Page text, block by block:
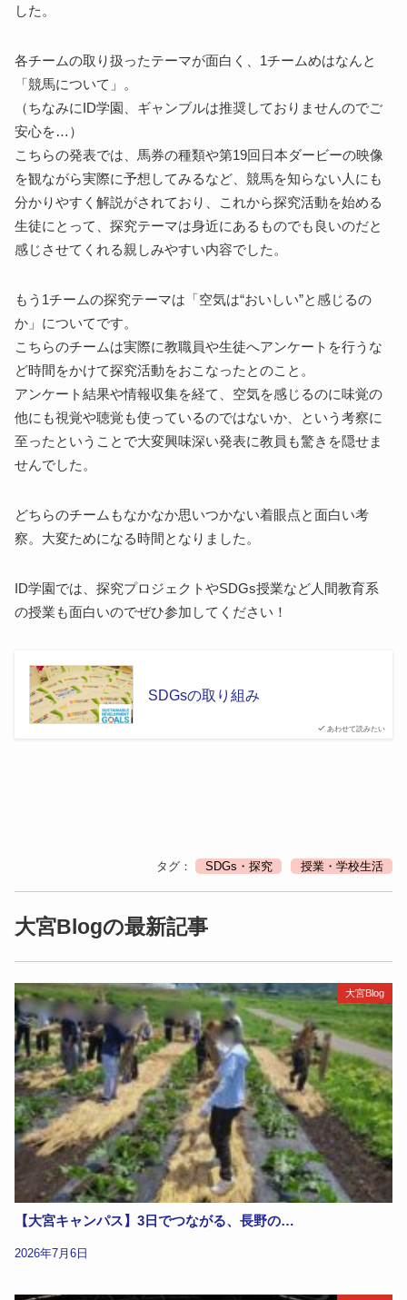
した。
各チームの取り扱ったテーマが面白く、1チームめはなんと
「競馬について」。
（ちなみにID学園、ギャンブルは推奨しておりませんのでご
安心を…）
こちらの発表では、馬券の種類や第19回日本ダービーの映像
を観ながら実際に予想してみるなど、競馬を知らない人にも
分かりやすく解説がされており、これから探究活動を始める
生徒にとって、探究テーマは身近にあるものでも良いのだと
感じさせてくれる親しみやすい内容でした。
もう1チームの探究テーマは「空気は“おいしい”と感じるの
か」についてです。
こちらのチームは実際に教職員や生徒へアンケートを行うな
ど時間をかけて探究活動をおこなったとのこと。
アンケート結果や情報収集を経て、空気を感じるのに味覚の
他にも視覚や聴覚も使っているのではないか、という考察に
至ったということで大変興味深い発表に教員も驚きを隠せま
せんでした。
どちらのチームもなかなか思いつかない着眼点と面白い考
察。大変ためになる時間となりました。
ID学園では、探究プロジェクトやSDGs授業など人間教育系
の授業も面白いのでぜひ参加してください！
あわせて読みたい
SDGsの取り組み
タグ： SDGs・探究 授業・学校生活
大宮Blogの最新記事
大宮Blog
【大宮キャンパス】3日でつながる、長野の…
2026年7月6日